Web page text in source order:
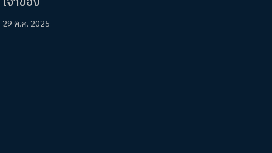
29 ต.ค. 2025